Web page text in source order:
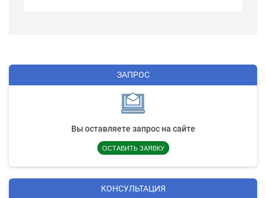
ЗАПРОС
Вы оставляете запрос на сайте
ОСТАВИТЬ ЗАЯВКУ
КОНСУЛЬТАЦИЯ